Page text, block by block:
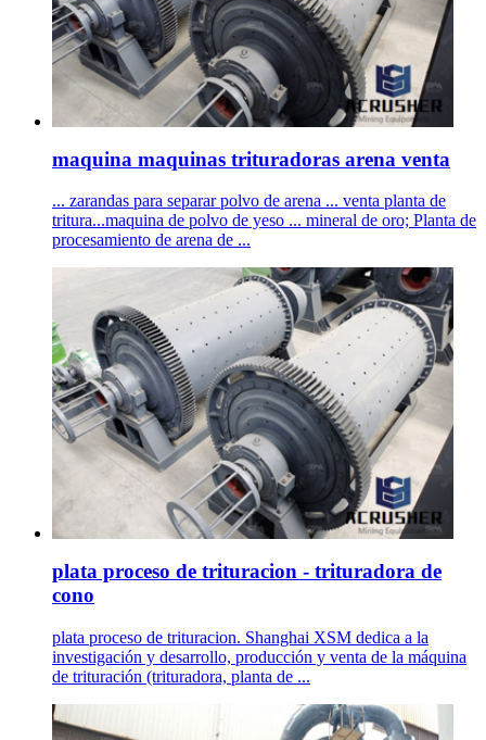
maquina maquinas trituradoras arena venta
... zarandas para separar polvo de arena ... venta planta de
tritura...maquina de polvo de yeso ... mineral de oro; Planta de
procesamiento de arena de ...
plata proceso de trituracion - trituradora de
cono
plata proceso de trituracion. Shanghai XSM dedica a la
investigación y desarrollo, producción y venta de la máquina
de trituración (trituradora, planta de ...